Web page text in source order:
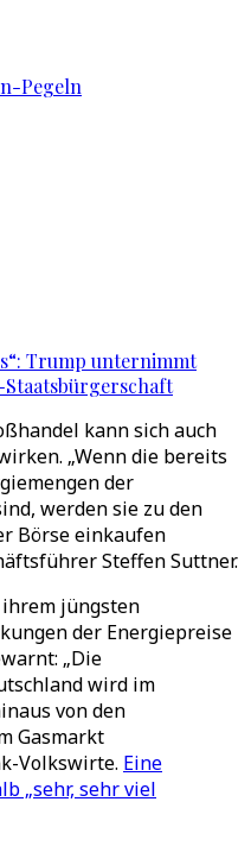
Pegeln
Trump unternimmt
kann sich auch
„Wenn die bereits
der
werden sie zu den
Börse einkaufen
Steffen Suttner.
jüngsten
der Energiepreise
„Die
wird im
von den
Gasmarkt
Volkswirte. Eine
„sehr, sehr viel